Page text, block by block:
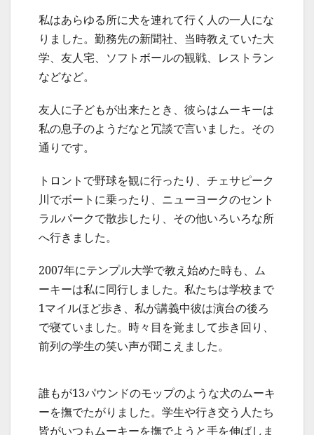
私はあらゆる所に犬を連れて行く人の一人にな
りました。勤務先の新聞社、当時教えていた大
学、友人宅、ソフトボールの観戦、レストラン
などなど。
友人に子どもが出来たとき、彼らはムーキーは
私の息子のようだなと冗談で言いました。その
通りです。
トロントで野球を観に行ったり、チェサピーク
川でボートに乗ったり、ニューヨークのセント
ラルパークで散歩したり、その他いろいろな所
へ行きました。
2007年にテンプル大学で教え始めた時も、ム
ーキーは私に同行しました。私たちは学校まで
1マイルほど歩き、私が講義中彼は演台の後ろ
で寝ていました。時々目を覚まして歩き回り、
前列の学生の笑い声が聞こえました。
誰もが13パウンドのモップのような犬のムーキ
ーを撫でたがりました。学生や行き交う人たち
皆がいつもムーキーを撫でようと手を伸ばしま